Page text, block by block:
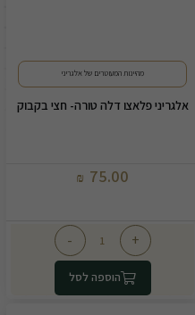
מהיינות המעוטרים של אלגריני
אלגריני פלאצו דלה טורה- חצי בקבוק
75.00
₪
+
-
הוספה לסל